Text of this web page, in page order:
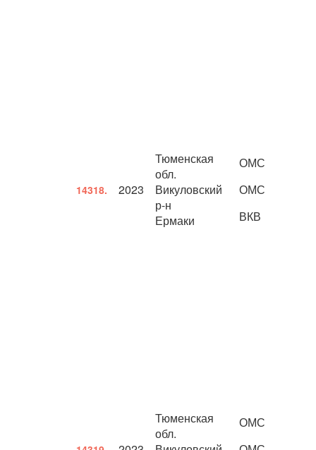
14318. 2023
Тюменская
обл.
Викуловский
р-н
Ермаки
ОМС
ОМС
ВКВ
Тюменская
обл.
ОМС